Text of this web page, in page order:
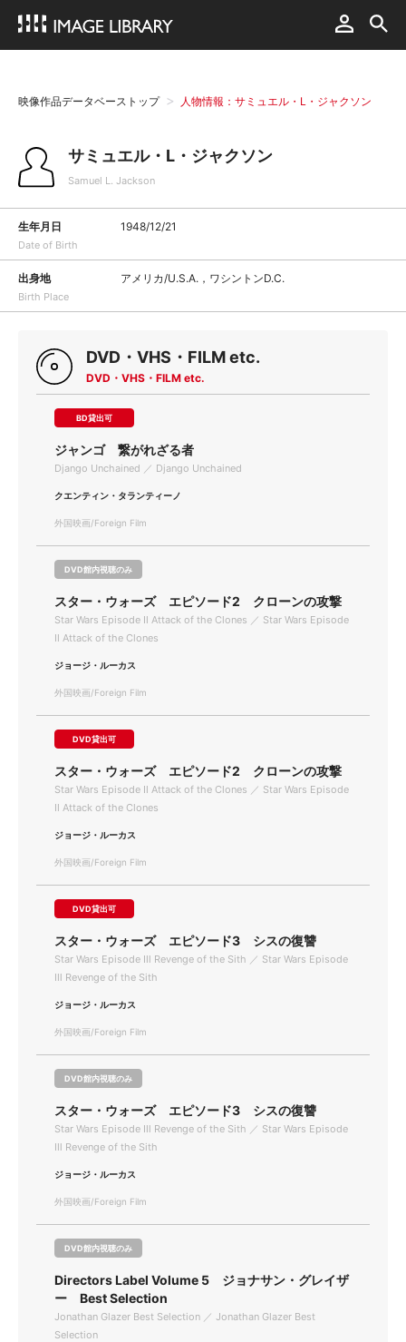
映像作品データベーストップ 人物情報：サミュエル・L・ジャクソン
サミュエル・L・ジャクソン
Samuel L. Jackson
生年月日
Date of Birth
1948/12/21
出身地
Birth Place
アメリカ/U.S.A.，ワシントンD.C.
DVD・VHS・FILM etc.
DVD・VHS・FILM etc.
BD貸出可
ジャンゴ 繋がれざる者
Django Unchained ／ Django Unchained
クエンティン・タランティーノ
外国映画/Foreign Film
DVD館内視聴のみ
スター・ウォーズ エピソード2 クローンの攻撃
Star Wars Episode Ⅱ Attack of the Clones ／ Star Wars Episode
Ⅱ Attack of the Clones
ジョージ・ルーカス
外国映画/Foreign Film
DVD貸出可
スター・ウォーズ エピソード2 クローンの攻撃
Star Wars Episode Ⅱ Attack of the Clones ／ Star Wars Episode
Ⅱ Attack of the Clones
ジョージ・ルーカス
外国映画/Foreign Film
DVD貸出可
スター・ウォーズ エピソード3 シスの復讐
Star Wars Episode Ⅲ Revenge of the Sith ／ Star Wars Episode
Ⅲ Revenge of the Sith
ジョージ・ルーカス
外国映画/Foreign Film
DVD館内視聴のみ
スター・ウォーズ エピソード3 シスの復讐
Star Wars Episode Ⅲ Revenge of the Sith ／ Star Wars Episode
Ⅲ Revenge of the Sith
ジョージ・ルーカス
外国映画/Foreign Film
DVD館内視聴のみ
Directors Label Volume 5 ジョナサン・グレイザ
ー Best Selection
Jonathan Glazer Best Selection ／ Jonathan Glazer Best
Selection